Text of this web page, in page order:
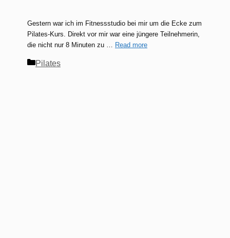
Gestern war ich im Fitnessstudio bei mir um die Ecke zum
Pilates-Kurs. Direkt vor mir war eine jüngere Teilnehmerin,
die nicht nur 8 Minuten zu … Read more
Kategorien
Pilates